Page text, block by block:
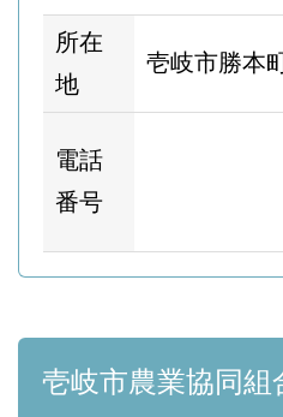
所在
地
壱岐市勝本
電話
番号
壱岐市農業協同組